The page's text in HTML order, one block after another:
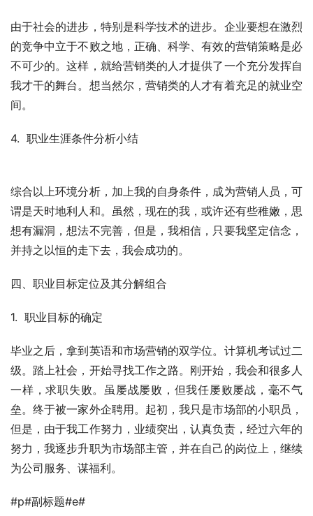
由于社会的进步，特别是科学技术的进步。企业要想在激烈
的竞争中立于不败之地，正确、科学、有效的营销策略是必
不可少的。这样，就给营销类的人才提供了一个充分发挥自
我才干的舞台。想当然尔，营销类的人才有着充足的就业空
间。
4.  职业生涯条件分析小结
综合以上环境分析，加上我的自身条件，成为营销人员，可
谓是天时地利人和。虽然，现在的我，或许还有些稚嫩，思
想有漏洞，想法不完善，但是，我相信，只要我坚定信念，
并持之以恒的走下去，我会成功的。
四、职业目标定位及其分解组合
1.  职业目标的确定
毕业之后，拿到英语和市场营销的双学位。计算机考试过二
级。踏上社会，开始寻找工作之路。刚开始，我会和很多人
一样，求职失败。虽屡战屡败，但我任屡败屡战，毫不气
垒。终于被一家外企聘用。起初，我只是市场部的小职员，
但是，由于我工作努力，业绩突出，认真负责，经过六年的
努力，我逐步升职为市场部主管，并在自己的岗位上，继续
为公司服务、谋福利。
#p#副标题#e#